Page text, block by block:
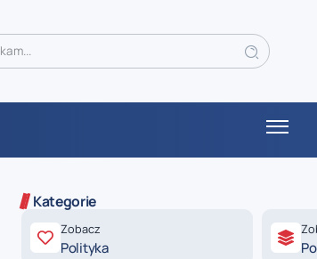
Kategorie
Zobacz
Polityka